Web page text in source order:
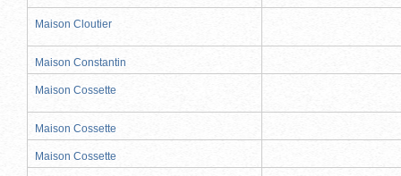
Maison Cloutier
Maison Constantin
Maison Cossette
Maison Cossette
Maison Cossette